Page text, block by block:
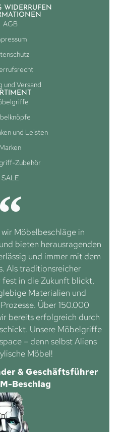
WIDERRUFEN
AGB
und Versand
und Leisten
Marken
Zubehör
SALE
Möbelbeschläge in
bieten herausragenden
und immer mit dem
Als traditionsreicher
in die Zukunft blickt,
Materialien und
Über 150.000
bereits erfolgreich durch
Unsere Möbelgriffe
– denn selbst Aliens
Möbel!
& Geschäftsführer
Beschlag